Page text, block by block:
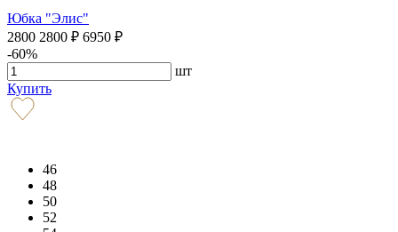
Юбка "Элис"
2800 2800 ₽ 6950 ₽
-60%
шт
Купить
46
48
50
52